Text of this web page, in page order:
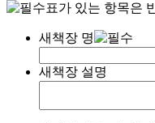
표가 있는 항목은
새책장 명
새책장 설명